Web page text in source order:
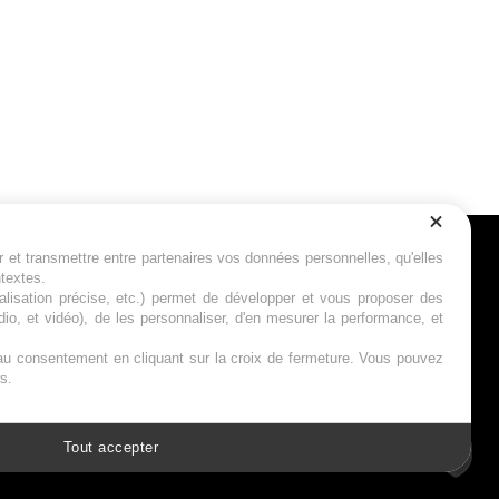
nous
transmettre entre partenaires vos données personnelles, qu'elles
précise, etc.) permet de développer et vous proposer des
et vidéo), de les personnaliser, d'en mesurer la performance, et
en cliquant sur la croix de fermeture. Vous pouvez
Tout accepter